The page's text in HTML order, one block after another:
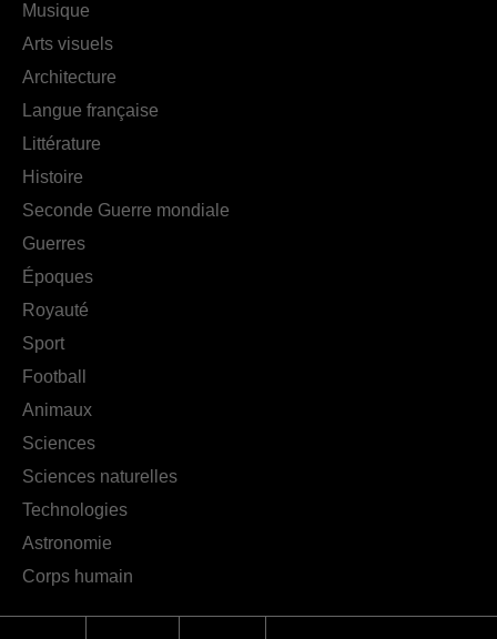
Musique
Arts visuels
Architecture
Langue française
Littérature
Histoire
Seconde Guerre mondiale
Guerres
Époques
Royauté
Sport
Football
Animaux
Sciences
Sciences naturelles
Technologies
Astronomie
Corps humain